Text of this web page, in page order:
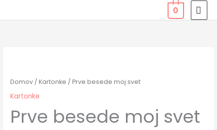
to
0
Domov /Kartonke / Prve besede moj svet
Kartonke
Prve besede moj svet
moj
svet